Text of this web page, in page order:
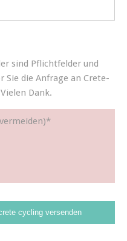
sind Pflichtfelder und
Sie die Anfrage an Crete-
Dank.
*